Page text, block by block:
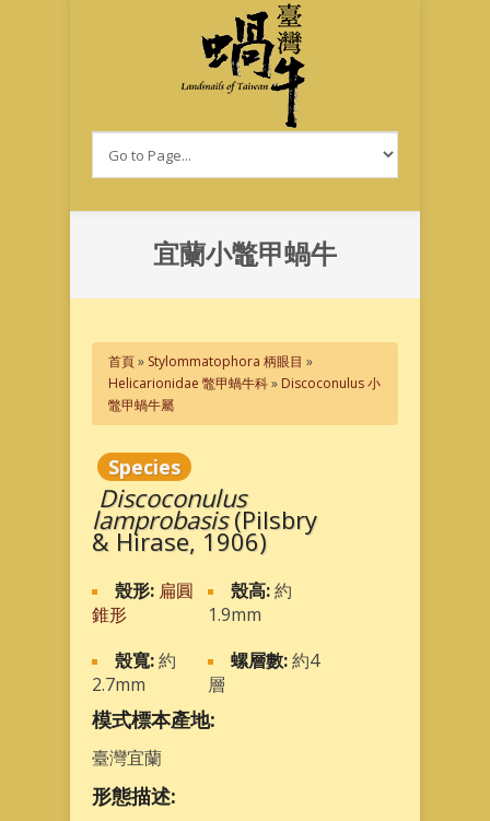
宜蘭小鼈甲蝸牛
您在這裡
首頁» Stylommatophora 柄眼目 »
Helicarionidae 鼈甲蝸牛科» Discoconulus 小
鼈甲蝸牛屬
Species
Discoconulus
lamprobasis(Pilsbry
& Hirase, 1906)
殼形: 扁圓
錐形
殼高:約
1.9mm
殼寬:約
2.7mm
螺層數:約4
層
模式標本產地:
臺灣宜蘭
形態描述: